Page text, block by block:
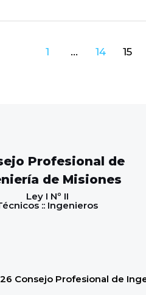
1 … 14 15
Profesional de
de Misiones
Ley I Nº II
:: Ingenieros
Consejo Profesional de